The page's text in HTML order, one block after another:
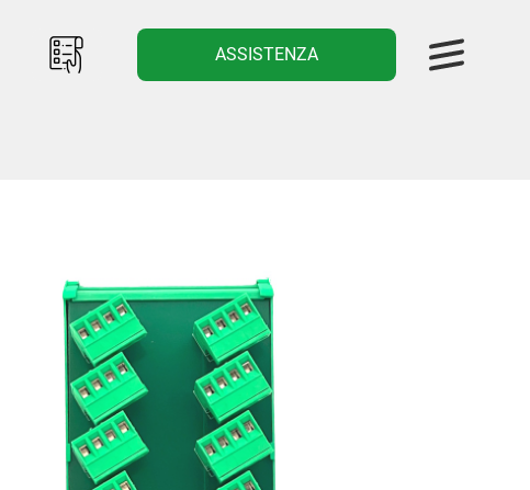
ASSISTENZA